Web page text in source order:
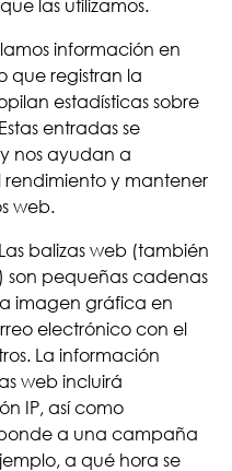
las utilizamos.
información en
que registran la
estadísticas sobre
entradas se
nos ayudan a
rendimiento y mantener
web.
balizas web (también
pequeñas cadenas
imagen gráfica en
electrónico con el
La información
web incluirá
IP, así como
a una campaña
a qué hora se